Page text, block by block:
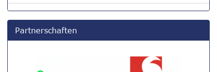
Partnerschaften